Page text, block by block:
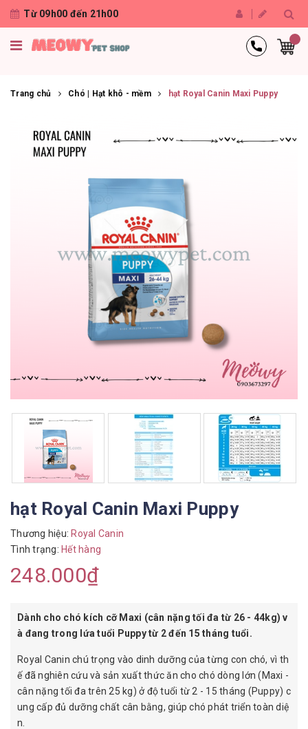
Từ 09h00 đến 21h00
Trang chủ Chó | Hạt khô - mềm hạt Royal Canin Maxi Puppy
hạt Royal Canin Maxi Puppy
Thương hiệu: Royal Canin
Tình trạng: Hết hàng
248.000₫
Dành cho chó kích cỡ Maxi (cân nặng tối đa từ 26 - 44kg) v
à đang trong lứa tuổi Puppy từ 2 đến 15 tháng tuổi.
Royal Canin chú trọng vào dinh dưỡng của từng con chó, vì th
ế đã nghiên cứu và sản xuất thức ăn cho chó dòng lớn (Maxi -
cân nặng tối đa trên 25 kg) ở độ tuổi từ 2 - 15 tháng (Puppy) c
ung cấp đủ dưỡng chất cân bằng, giúp chó phát triển toàn diệ
n.